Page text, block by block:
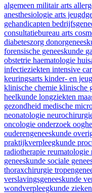
algemeen militair arts
anesthesiologie arts
gehandicapten
consultatiebureau arts
diabeteszorg
forensische geneeskunde
obstetrie haematologie
infectieziekten intensive
keuringsarts kinder- en
klinische chemie klinische
heelkunde longziekten
gezondheid medische
neonatologie
oncologie onderzoek
ouderengeneeskunde
praktijkverpleegkunde
radiotherapie reumatologie
geneeskunde sociale
thoraxchirurgie
verslavingsgeneeskunde
wondverpleegkunde